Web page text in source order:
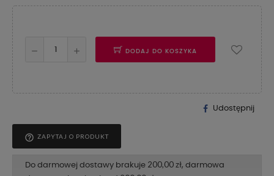
DODAJ DO KOSZYKA
Udostępnij
help_outline ZAPYTAJ O PRODUKT
Do darmowej dostawy brakuje 200,00 zł, darmowa